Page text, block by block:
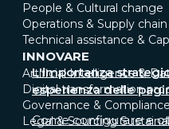
People & Cultural change
Operations & Supply
Technical assistance &
INNOVARE
Artificial Intelligence &
Digital transformation
Governance & Compliance
Legal & Sourcing
L'importanza
esperienza delle
Come configurare e